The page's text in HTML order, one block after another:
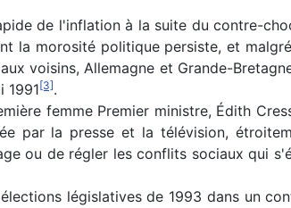
de l'inflation à la suite du contre-
la morosité politique persiste, et
voisins, Allemagne et Grande-
1991[3].
femme Premier ministre, Édith
par la presse et la télévision,
ou de régler les conflits sociaux qui
législatives de 1993 dans un